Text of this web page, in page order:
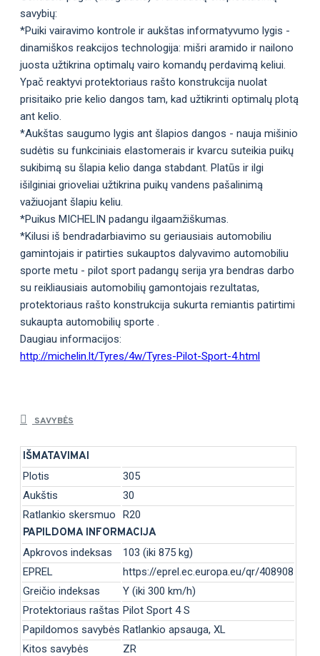
savybių:
*Puiki vairavimo kontrole ir aukštas informatyvumo lygis -
dinamiškos reakcijos technologija: mišri aramido ir nailono
juosta užtikrina optimalų vairo komandų perdavimą keliui.
Ypač reaktyvi protektoriaus rašto konstrukcija nuolat
prisitaiko prie kelio dangos tam, kad užtikrinti optimalų plotą
ant kelio.
*Aukštas saugumo lygis ant šlapios dangos - nauja mišinio
sudėtis su funkciniais elastomerais ir kvarcu suteikia puikų
sukibimą su šlapia kelio danga stabdant. Platūs ir ilgi
išilginiai grioveliai užtikrina puikų vandens pašalinimą
važiuojant šlapiu keliu.
*Puikus MICHELIN padangu ilgaamžiškumas.
*Kilusi iš bendradarbiavimo su geriausiais automobiliu
gamintojais ir patirties sukauptos dalyvavimo automobiliu
sporte metu - pilot sport padangų serija yra bendras darbo
su reikliausiais automobilių gamontojais rezultatas,
protektoriaus rašto konstrukcija sukurta remiantis patirtimi
sukaupta automobilių sporte .
Daugiau informacijos:
http://michelin.lt/Tyres/4w/Tyres-Pilot-Sport-4.html
SAVYBĖS
IŠMATAVIMAI
Plotis
305
Aukštis
30
Ratlankio skersmuo
R20
PAPILDOMA INFORMACIJA
Apkrovos indeksas
103 (iki 875 kg)
EPREL
https://eprel.ec.europa.eu/qr/408908
Greičio indeksas
Y (iki 300 km/h)
Protektoriaus raštas Pilot Sport 4 S
Papildomos savybės Ratlankio apsauga, XL
Kitos savybės
ZR